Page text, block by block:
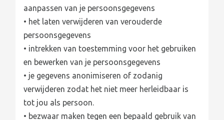
aanpassen van je persoonsgegevens
• het laten verwijderen van verouderde
persoonsgegevens
• intrekken van toestemming voor het gebruiken
en bewerken van je persoonsgegevens
• je gegevens anonimiseren of zodanig
verwijderen zodat het niet meer herleidbaar is
tot jou als persoon.
• bezwaar maken tegen een bepaald gebruik van